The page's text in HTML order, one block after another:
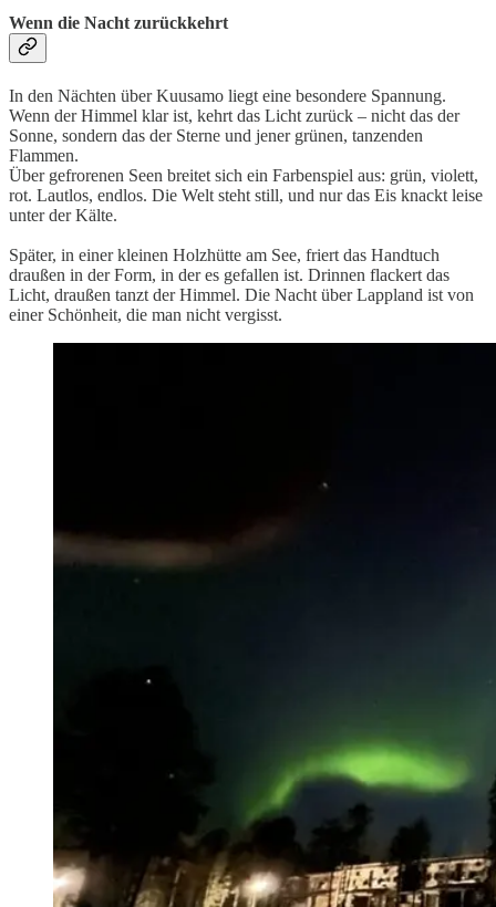
Wenn die Nacht zurückkehrt
In den Nächten über Kuusamo liegt eine besondere Spannung.
Wenn der Himmel klar ist, kehrt das Licht zurück – nicht das der
Sonne, sondern das der Sterne und jener grünen, tanzenden
Flammen.
Über gefrorenen Seen breitet sich ein Farbenspiel aus: grün, violett,
rot. Lautlos, endlos. Die Welt steht still, und nur das Eis knackt leise
unter der Kälte.
Später, in einer kleinen Holzhütte am See, friert das Handtuch
draußen in der Form, in der es gefallen ist. Drinnen flackert das
Licht, draußen tanzt der Himmel. Die Nacht über Lappland ist von
einer Schönheit, die man nicht vergisst.